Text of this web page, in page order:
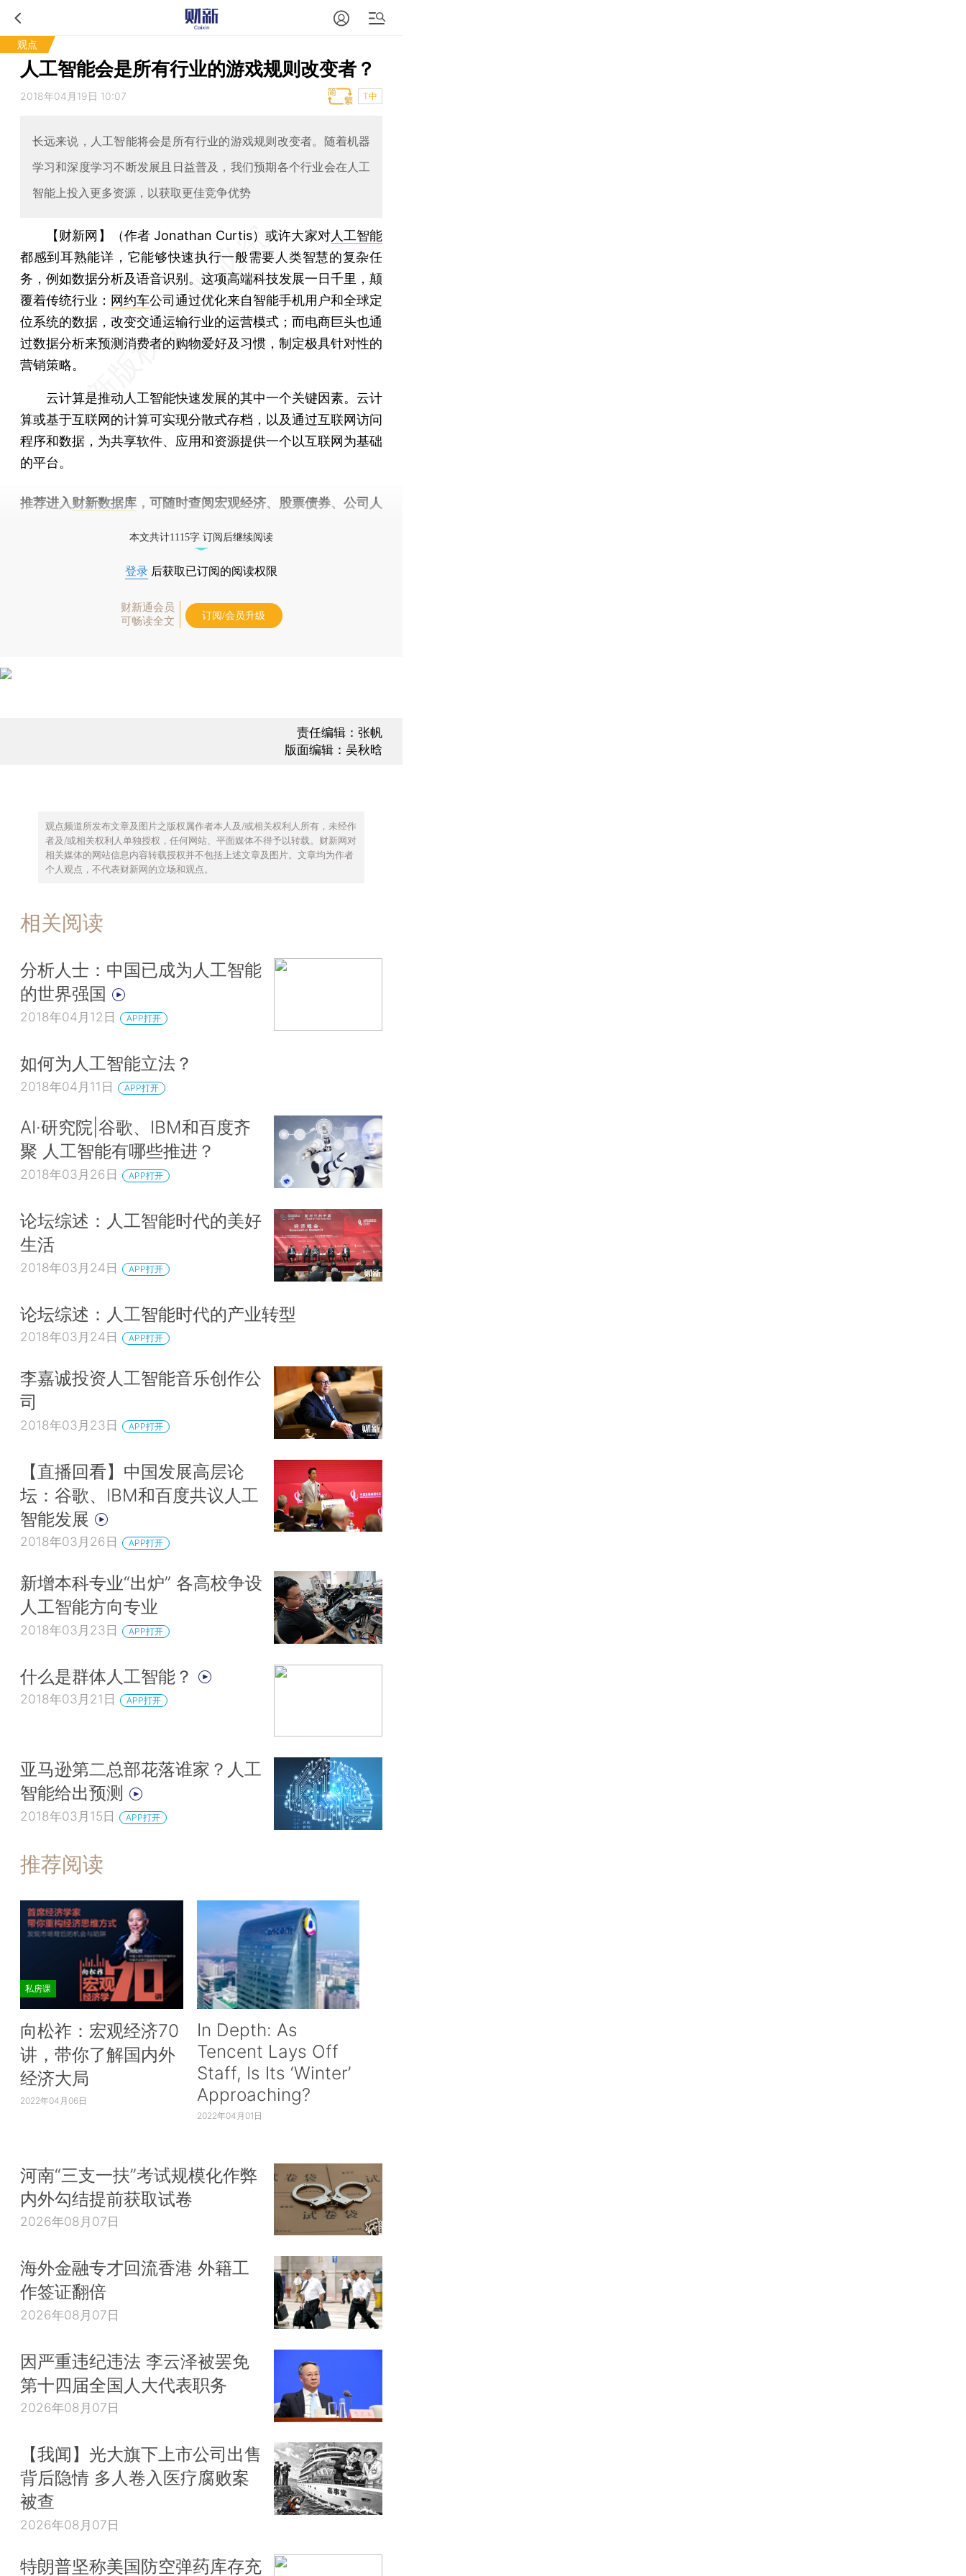
观点
人工智能会是所有行业的游戏规则改变者？
2018年04月19日 10:07 T中
长远来说，人工智能将会是所有行业的游戏规则改变者。随着机器
学习和深度学习不断发展且日益普及，我们预期各个行业会在人工
智能上投入更多资源，以获取更佳竞争优势
【财新网】（作者 Jonathan Curtis）或许大家对人工智能
都感到耳熟能详，它能够快速执行一般需要人类智慧的复杂任
务，例如数据分析及语音识别。这项高端科技发展一日千里，颠
覆着传统行业： 网约车公司通过优化来自智能手机用户和全球定
位系统的数据，改变交通运输行业的运营模式；而电商巨头也通
过数据分析来预测消费者的购物爱好及习惯，制定极具针对性的
营销策略。
云计算是推动人工智能快速发展的其中一个关键因素。云计
算或基于互联网的计算可实现分散式存档，以及通过互联网访问
程序和数据，为共享软件、应用和资源提供一个以互联网为基础
的平台。
推荐进入财新数据库 ，可随时查阅宏观经济、股票债券、公司人
本文共计1115字 订阅后继续阅读
登录 后获取已订阅的阅读权限
财新通会员
可畅读全文
订阅/会员升级
责任编辑：张帆
版面编辑：吴秋晗
观点频道所发布文章及图片之版权属作者本人及/或相关权利人所有，未经作
者及/或相关权利人单独授权，任何网站、平面媒体不得予以转载。财新网对
相关媒体的网站信息内容转载授权并不包括上述文章及图片。文章均为作者
个人观点，不代表财新网的立场和观点。
相关阅读
分析人士：中国已成为人工智能
的世界强国
2018年04月12日 APP打开
如何为人工智能立法？
2018年04月11日 APP打开
AI·研究院|谷歌、IBM和百度齐
聚 人工智能有哪些推进？
2018年03月26日 APP打开
论坛综述：人工智能时代的美好
生活
2018年03月24日 APP打开
论坛综述：人工智能时代的产业转型
2018年03月24日 APP打开
李嘉诚投资人工智能音乐创作公
司
2018年03月23日 APP打开
【直播回看】中国发展高层论
坛：谷歌、IBM和百度共议人工
智能发展
2018年03月26日 APP打开
新增本科专业“出炉” 各高校争设
人工智能方向专业
2018年03月23日 APP打开
什么是群体人工智能？
2018年03月21日 APP打开
亚马逊第二总部花落谁家？人工
智能给出预测
2018年03月15日 APP打开
推荐阅读
私房课
向松祚：宏观经济70
讲，带你了解国内外
经济大局
2022年04月06日
In Depth: As
Tencent Lays Off
Staff, Is Its ‘Winter’
Approaching?
2022年04月01日
河南“三支一扶”考试规模化作弊
内外勾结提前获取试卷
2026年08月07日
海外金融专才回流香港 外籍工
作签证翻倍
2026年08月07日
因严重违纪违法 李云泽被罢免
第十四届全国人大代表职务
2026年08月07日
【我闻】光大旗下上市公司出售
背后隐情 多人卷入医疗腐败案
被查
2026年08月07日
特朗普坚称美国防空弹药库存充